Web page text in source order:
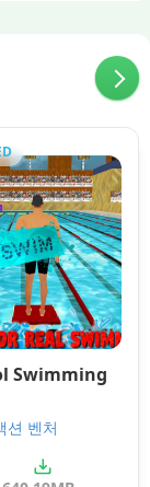
Swimming
션 벤처